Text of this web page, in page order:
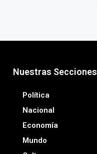
Nuestras Secciones
Política
Nacional
Economía
Mundo